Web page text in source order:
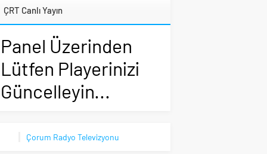
ALTIN
BIST
ÇRT Canlı Yayın
Panel Üzerinden
Lütfen Playerinizi
Güncelleyin...
Çorum Radyo Televizyonu